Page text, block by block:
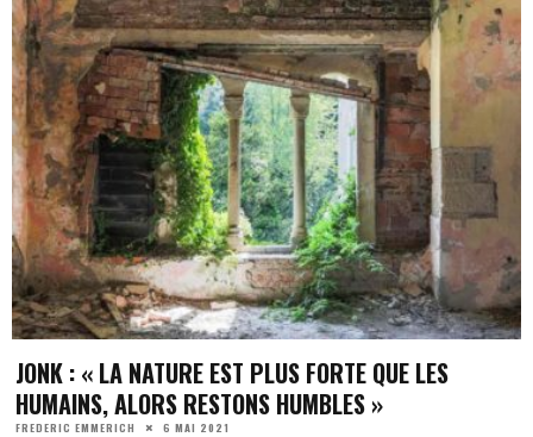
JONK : « LA NATURE EST PLUS FORTE QUE LES
HUMAINS, ALORS RESTONS HUMBLES »
FREDERIC EMMERICH 6 MAI 2021